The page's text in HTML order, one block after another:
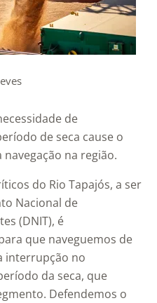
de
de seca cause o
na região.
do Rio Tapajós, a ser
Nacional de
(DNIT), é
que naveguemos de
interrupção no
da seca, que
Defendemos o